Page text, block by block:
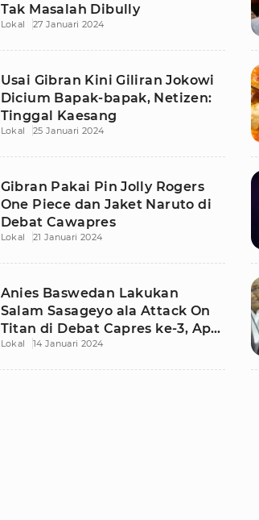
Tak Masalah Dibully
Lokal 27 Januari 2024
Usai Gibran Kini Giliran Jokowi
Dicium Bapak-bapak, Netizen:
Tinggal Kaesang
Lokal 25 Januari 2024
Gibran Pakai Pin Jolly Rogers
One Piece dan Jaket Naruto di
Debat Cawapres
Lokal 21 Januari 2024
Anies Baswedan Lakukan
Salam Sasageyo ala Attack On
Titan di Debat Capres ke-3, Apa
Maknanya?
Lokal 14 Januari 2024